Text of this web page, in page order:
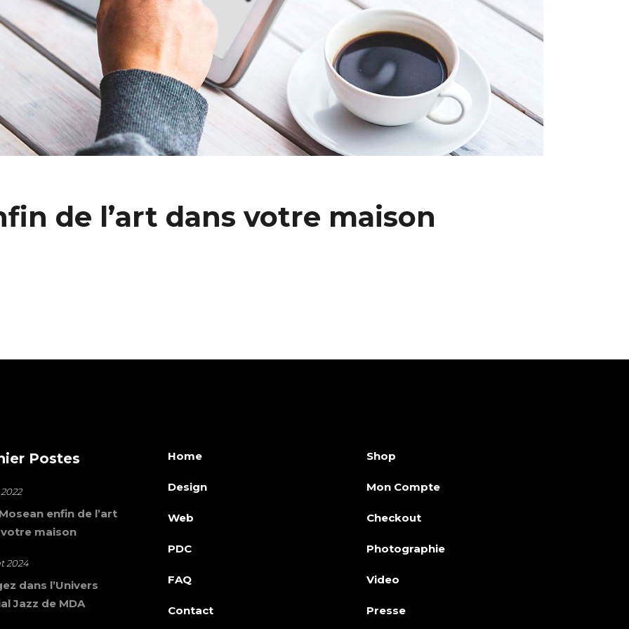
de l’art dans votre maison
Postes
enfin de l’art
maison
2024
dans l’Univers
Jazz de MDA
Home
Design
Web
PDC
FAQ
Contact
Shop
Mon Compte
Checkout
Photographie
Video
Presse